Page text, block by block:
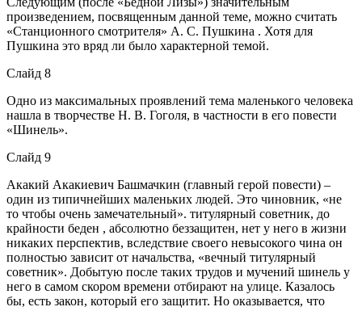
произведением, посвященным данной теме, можно считать
«Станционного смотрителя» А. С. Пушкина . Хотя для
Пушкина это вряд ли было характерной темой.
Слайд 8
Одно из максимальных проявлений тема маленького человека
нашла в творчестве Н. В. Гоголя, в частности в его повести
«Шинель».
Слайд 9
Акакий Акакиевич Башмачкин (главный герой повести) –
один из типичнейших маленьких людей. Это чиновник, «не
то чтобы очень замечательный». титулярный советник, до
крайности беден , абсолютно беззащитен, нет у него в жизни
никаких перспектив, вследствие своего невысокого чина он
полностью зависит от начальства, «вечный титулярный
советник». Добытую после таких трудов и мучений шинель у
него в самом скором времени отбирают на улице. Казалось
бы, есть закон, который его защитит. Но оказывается, что